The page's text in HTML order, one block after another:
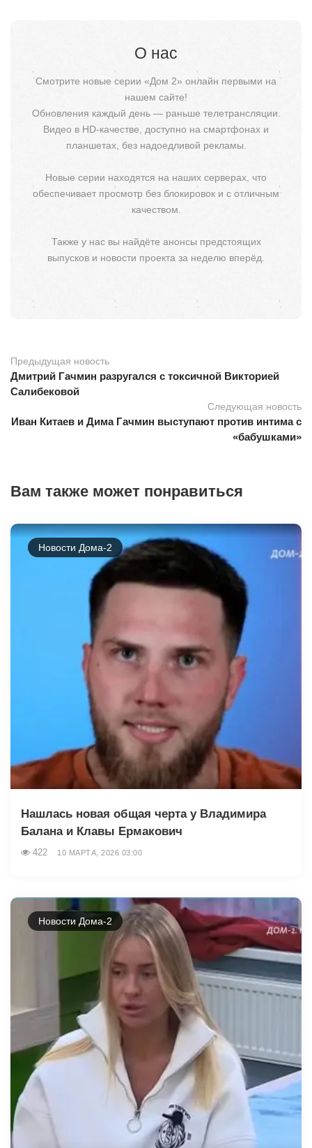
О нас
Смотрите новые серии «Дом 2» онлайн первыми на
нашем сайте!
Обновления каждый день — раньше телетрансляции.
Видео в HD-качестве, доступно на смартфонах и
планшетах, без надоедливой рекламы.
Новые серии находятся на наших серверах, что
обеспечивает просмотр без блокировок и с отличным
качеством.
Также у нас вы найдёте анонсы предстоящих
выпусков и новости проекта за неделю вперёд.
Предыдущая новость
Дмитрий Гачмин разругался с токсичной Викторией
Салибековой
Следующая новость
Иван Китаев и Дима Гачмин выступают против интима с
«бабушками»
Вам также может понравиться
Новости Дома-2
Нашлась новая общая черта у Владимира
Балана и Клавы Ермакович
422 10 МАРТА, 2026 03:00
Новости Дома-2